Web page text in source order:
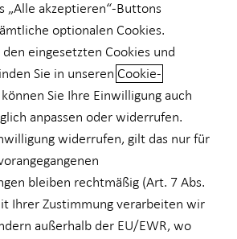
„Alle akzeptieren“-Buttons
optionalen Cookies.
eingesetzten Cookies und
Sie in unseren Cookie-
Sie Ihre Einwilligung auch
anpassen oder widerrufen.
widerrufen, gilt das nur für
bleiben rechtmäßig (Art. 7 Abs.
Ihrer Zustimmung verarbeiten wir
außerhalb der EU/EWR, wo